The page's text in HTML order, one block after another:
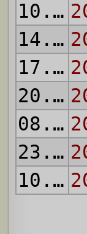
10.11.
14.05.
17.02.
20.05.
08.12.
23.02.
10.05.